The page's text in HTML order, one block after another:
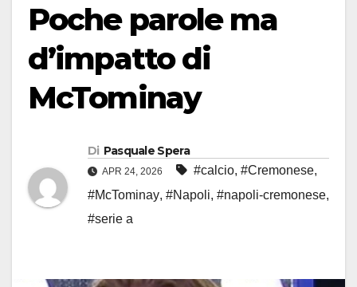
Poche parole ma
d’impatto di
McTominay
Di Pasquale Spera
APR 24, 2026 #calcio, #Cremonese,
#McTominay, #Napoli, #napoli-cremonese,
#serie a